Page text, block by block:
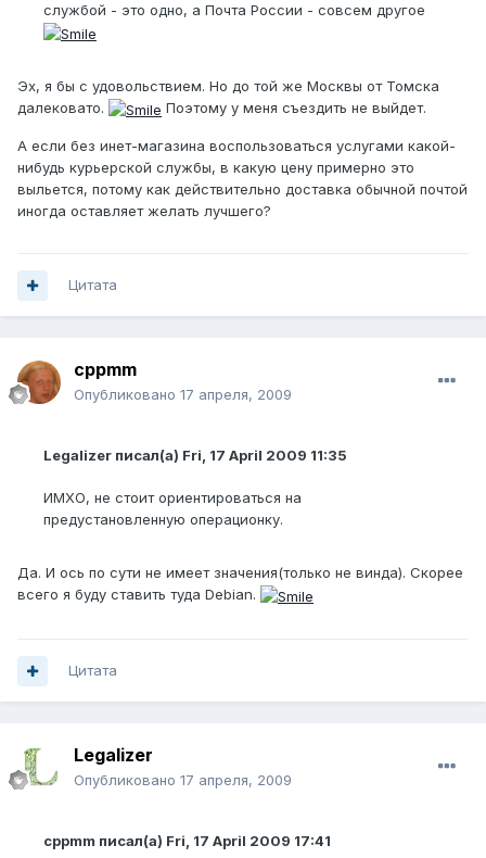
службой - это одно, а Почта России - совсем другое
Эх, я бы с удовольствием. Но до той же Москвы от Томска
далековато.
Поэтому у меня съездить не выйдет.
А если без инет-магазина воспользоваться услугами какой-
нибудь курьерской службы, в какую цену примерно это
выльется, потому как действительно доставка обычной почтой
иногда оставляет желать лучшего?
Цитата
cppmm
Опубликовано 17 апреля, 2009
Legalizer писал(а) Fri, 17 April 2009 11:35
ИМХО, не стоит ориентироваться на
предустановленную операционку.
Да. И ось по сути не имеет значения(только не винда). Скорее
всего я буду ставить туда Debian.
Цитата
Legalizer
Опубликовано 17 апреля, 2009
cppmm писал(а) Fri, 17 April 2009 17:41